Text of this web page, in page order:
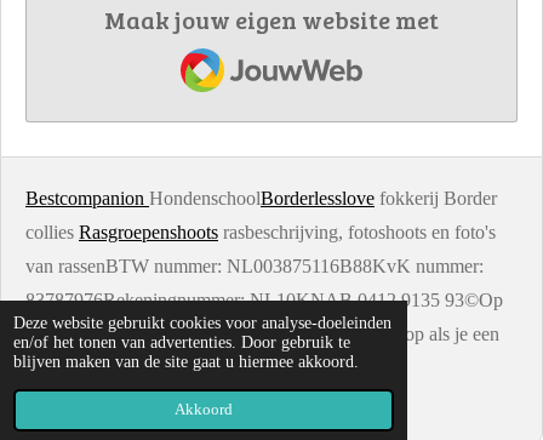
Deze website gebruikt cookies voor analyse-doeleinden
en/of het tonen van advertenties. Door gebruik te
blijven maken van de site gaat u hiermee akkoord.
Akkoord
Maak jouw eigen website met
JouwWeb
Bestcompanion HondenschoolBorderlesslove fokkerij Border
collies Rasgroepenshoots rasbeschrijving, fotoshoots en foto's
van rassenBTW nummer: NL003875116B88KvK nummer:
83787976Rekeningnummer: NL10KNAB 0412 9135 93©Op
alle foto's van de site zit copyright. Neem contact op als je een
foto wil gebruiken